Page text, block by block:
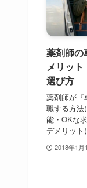
薬剤師の
メリット
選び方
薬剤師が『
職する方法
能・OKな
デメリット
2018年1月